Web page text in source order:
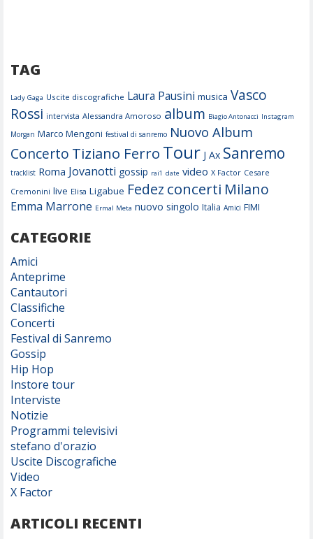
TAG
Lady Gaga Uscite discografiche Laura Pausini musica Vasco
Rossi intervista Alessandra Amoroso album Biagio Antonacci Instagram
Morgan Marco Mengoni festival di sanremo Nuovo Album
Concerto Tiziano Ferro Tour J Ax Sanremo
tracklist Roma Jovanotti gossip rai1 date video X Factor Cesare
Cremonini live Elisa Ligabue Fedez concerti Milano
Emma Marrone Ermal Meta nuovo singolo Italia Amici FIMI
CATEGORIE
Amici
Anteprime
Cantautori
Classifiche
Concerti
Festival di Sanremo
Gossip
Hip Hop
Instore tour
Interviste
Notizie
Programmi televisivi
stefano d'orazio
Uscite Discografiche
Video
X Factor
ARTICOLI RECENTI